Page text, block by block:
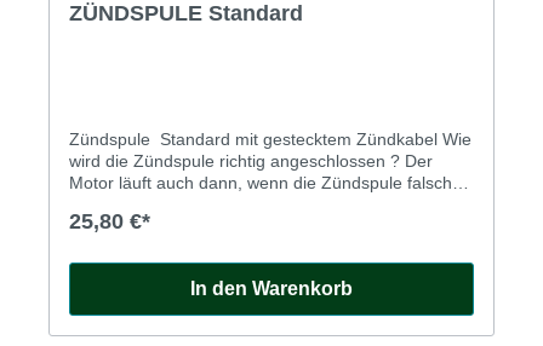
ZÜNDSPULE Standard
Zündspule Standard mit gestecktem Zündkabel Wie
wird die Zündspule richtig angeschlossen ? Der
Motor läuft auch dann, wenn die Zündspule falsch
Unterbrecherkontakte und Zündkerzen vorzubeugen
vermeiden, sollten Sie die Zündspule unbedingt
korrekt anschliessen. Moderne Zündspulen sind
markiert mit '+' und '-' für Plus und Minus, die
originalen Zündspulen mit 'SW' für
25,80 €*
In den Warenkorb